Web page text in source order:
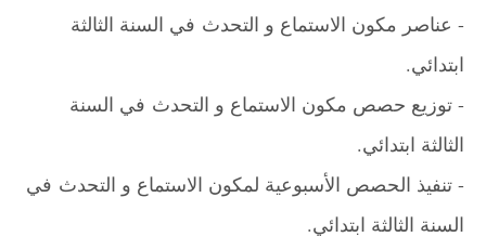
- عناصر مكون الاستماع و التحدث في السنة الثالثة
ابتدائي.
- توزيع حصص مكون الاستماع و التحدث في السنة
الثالثة ابتدائي.
- تنفيذ الحصص الأسبوعية لمكون الاستماع و التحدث في
السنة الثالثة ابتدائي.